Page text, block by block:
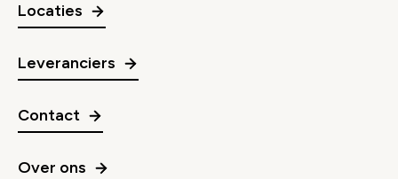
Locaties
Leveranciers
Contact
Over ons